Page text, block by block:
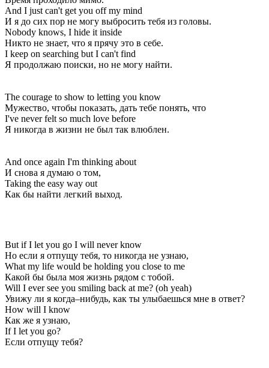
And I just can't get you off my mind
И я до сих пор не могу выбросить тебя из головы.
Nobody knows, I hide it inside
Никто не знает, что я прячу это в себе.
I keep on searching but I can't find
Я продолжаю поиски, но не могу найти.
The courage to show to letting you know
Мужество, чтобы показать, дать тебе понять, что
I've never felt so much love before
Я никогда в жизни не был так влюблен.
And once again I'm thinking about
И снова я думаю о том,
Taking the easy way out
Как бы найти легкий выход.
But if I let you go I will never know
Но если я отпущу тебя, то никогда не узнаю,
What my life would be holding you close to me
Какой бы была моя жизнь рядом с тобой.
Will I ever see you smiling back at me? (oh yeah)
Увижу ли я когда–нибудь, как ты улыбаешься мне в ответ?
How will I know
Как же я узнаю,
If I let you go?
Если отпущу тебя?